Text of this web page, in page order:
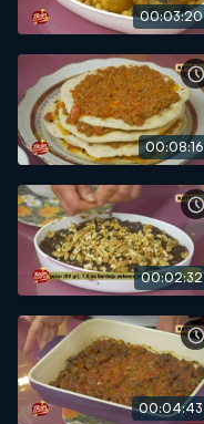
00:03:20
00:08:16
00:02:32
00:04:43